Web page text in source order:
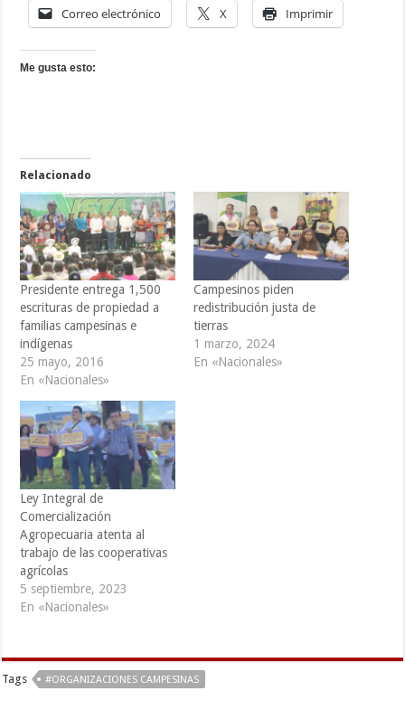
Correo electrónico X Imprimir
Me gusta esto:
Relacionado
Presidente entrega 1,500
escrituras de propiedad a
familias campesinas e
indígenas
25 mayo, 2016
En «Nacionales»
Campesinos piden
redistribución justa de
tierras
1 marzo, 2024
En «Nacionales»
Ley Integral de
Comercialización
Agropecuaria atenta al
trabajo de las cooperativas
agrícolas
5 septiembre, 2023
En «Nacionales»
Tags #ORGANIZACIONES CAMPESINAS